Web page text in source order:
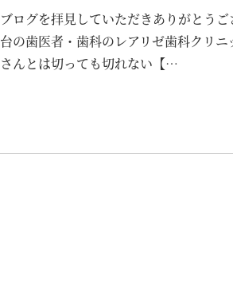
ブログを拝見していただきありがとう
台の歯医者・歯科のレアリゼ歯科クリ
さんとは切っても切れない【…